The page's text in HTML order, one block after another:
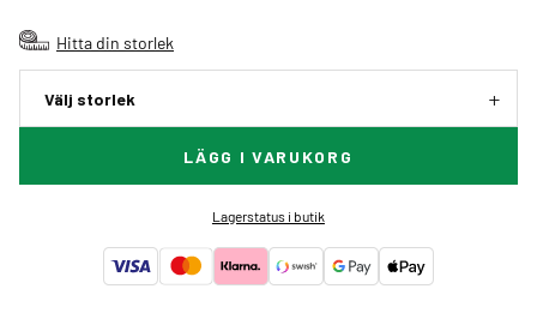
Hitta din storlek
Välj storlek
LÄGG I VARUKORG
Lagerstatus i butik